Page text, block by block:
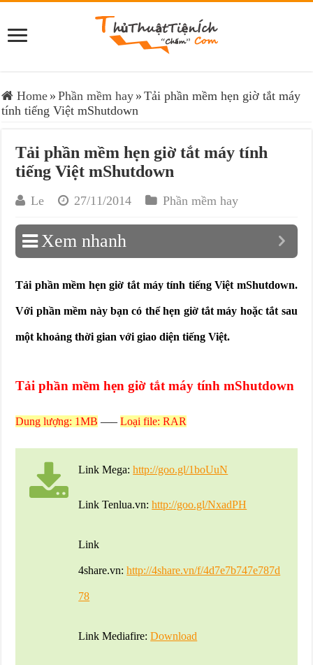
Home » Phần mềm hay » Tải phần mềm hẹn giờ tắt máy
tính tiếng Việt mShutdown
Tải phần mềm hẹn giờ tắt máy tính
tiếng Việt mShutdown
Le 27/11/2014 Phần mềm hay
Xem nhanh
Tải phần mềm hẹn giờ tắt máy tính tiếng Việt mShutdown.
Với phần mềm này bạn có thể hẹn giờ tắt máy hoặc tắt sau
một khoảng thời gian với giao diện tiếng Việt.
Tải phần mềm hẹn giờ tắt máy tính mShutdown
Dung lượng: 1MB —–Loại file: RAR
Link Mega:http://goo.gl/1boUuN
Link Tenlua.vn:http://goo.gl/NxadPH
Link
4share.vn:http://4share.vn/f/4d7e7b747e787d
78
Link Mediafire:Download